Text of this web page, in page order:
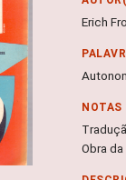
Erich
NOTAS
Obra